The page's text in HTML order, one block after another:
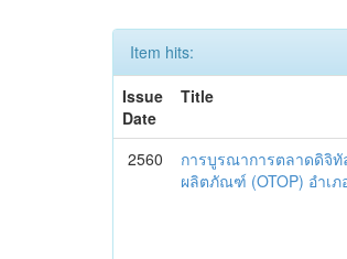
Item hits:
Issue
Date
Title
2560
การบูรณาการตลาดดิจิ
ผลิตภัณฑ์ (OTOP) อำเภ